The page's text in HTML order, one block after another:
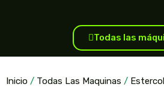
Todas las
Inicio / Todas Las Maquinas /